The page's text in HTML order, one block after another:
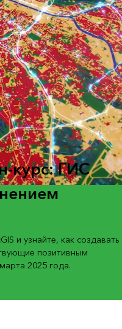
курс: ГИС
и узнайте, как создавать
позитивным
2025 года.